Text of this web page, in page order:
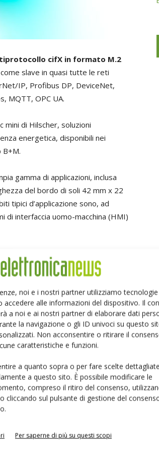
noi e i nostri partner utilizziamo
alle informazioni del dispositivo. Il
a noi e ai nostri partner di elaborare dati
la navigazione o gli ID univoci su questo
Non acconsentire o ritirare il
caratteristiche e funzioni.
a quanto sopra o per fare scelte
a questo sito. È possibile modificare le
compreso il ritiro del consenso,
cliccando sul pulsante di gestione del
Per saperne di più su questi scopi
cifX in formato M.2
slave in quasi tutte le reti
IP, Profibus DP, DeviceNet,
MQTT, OPC UA.
mini di Hilscher, soluzioni
energetica, disponibili nei
B+M.
gamma di applicazioni, inclusa
del bordo di soli 42 mm x 22
tipici d’applicazione sono, ad
di interfaccia uomo-macchina (HMI)
Hilscher, è basata sulla
da Hilscher, include
nodi installati in impianti di
netX, Hilscher concretizza la
industriale. Questa piattaforma
fattori di forma e i protocolli.
ambiente operativo familiare e
industriale.
netX 90, che la rende
sicura tra i dispositivi di
di Hilscher, infatti, i nuovi
tendenze di settore sono
e software.